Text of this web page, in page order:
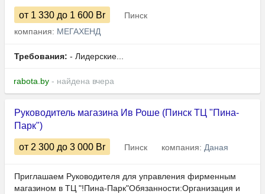
от 1 330 до 1 600 Br
Пинск
компания: МЕГАХЕНД
Требования: - Лидерские...
rabota.by - найдена вчера
Руководитель магазина Ив Роше (Пинск ТЦ "Пина-
Парк")
от 2 300 до 3 000 Br Пинск компания: Даная
Приглашаем Руководителя для управления фирменным
магазином в ТЦ "!Пина-Парк"Обязанности:Организация и